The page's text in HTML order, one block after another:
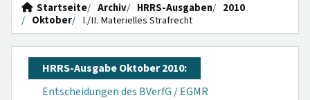
Startseite Archiv HRRS-Ausgaben
2010
Oktober
I./II. Materielles Strafrecht
HRRS-Ausgabe Oktober 2010:
Entscheidungen des BVerfG / EGMR